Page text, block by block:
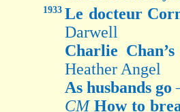
1933 Le docteur
Darwell
Charlie
Heather Angel
As husbands go
CM How to